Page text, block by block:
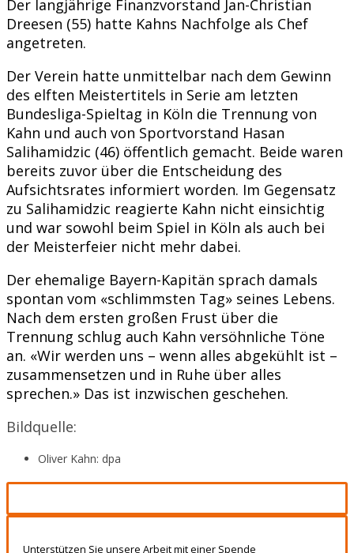
Der langjährige Finanzvorstand Jan-Christian
Dreesen (55) hatte Kahns Nachfolge als Chef
angetreten.
Der Verein hatte unmittelbar nach dem Gewinn
des elften Meistertitels in Serie am letzten
Bundesliga-Spieltag in Köln die Trennung von
Kahn und auch von Sportvorstand Hasan
Salihamidzic (46) öffentlich gemacht. Beide waren
bereits zuvor über die Entscheidung des
Aufsichtsrates informiert worden. Im Gegensatz
zu Salihamidzic reagierte Kahn nicht einsichtig
und war sowohl beim Spiel in Köln als auch bei
der Meisterfeier nicht mehr dabei.
Der ehemalige Bayern-Kapitän sprach damals
spontan vom «schlimmsten Tag» seines Lebens.
Nach dem ersten großen Frust über die
Trennung schlug auch Kahn versöhnliche Töne
an. «Wir werden uns – wenn alles abgekühlt ist –
zusammensetzen und in Ruhe über alles
sprechen.» Das ist inzwischen geschehen.
Bildquelle:
Oliver Kahn: dpa
Unterstützen Sie unsere Arbeit mit einer Spende